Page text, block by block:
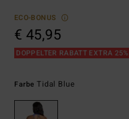
ECO-BONUS
€ 45,95
DOPPELTER RABATT EXTRA 25%
FarbeTidal Blue